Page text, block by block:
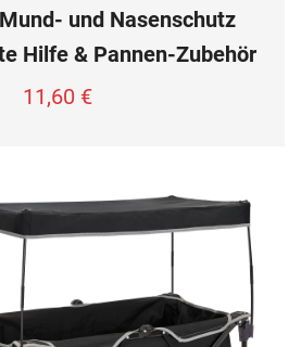
und Nasenschutz
Hilfe & Pannen-Zubehör
11,60 €